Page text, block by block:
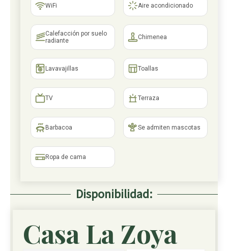
WiFi Aire acondicionado
Calefacción por suelo
radiante
Chimenea
Lavavajillas Toallas
TV Terraza
Barbacoa Se admiten mascotas
Ropa de cama
Disponibilidad:
Formulario de reserva
Casa La Zoya